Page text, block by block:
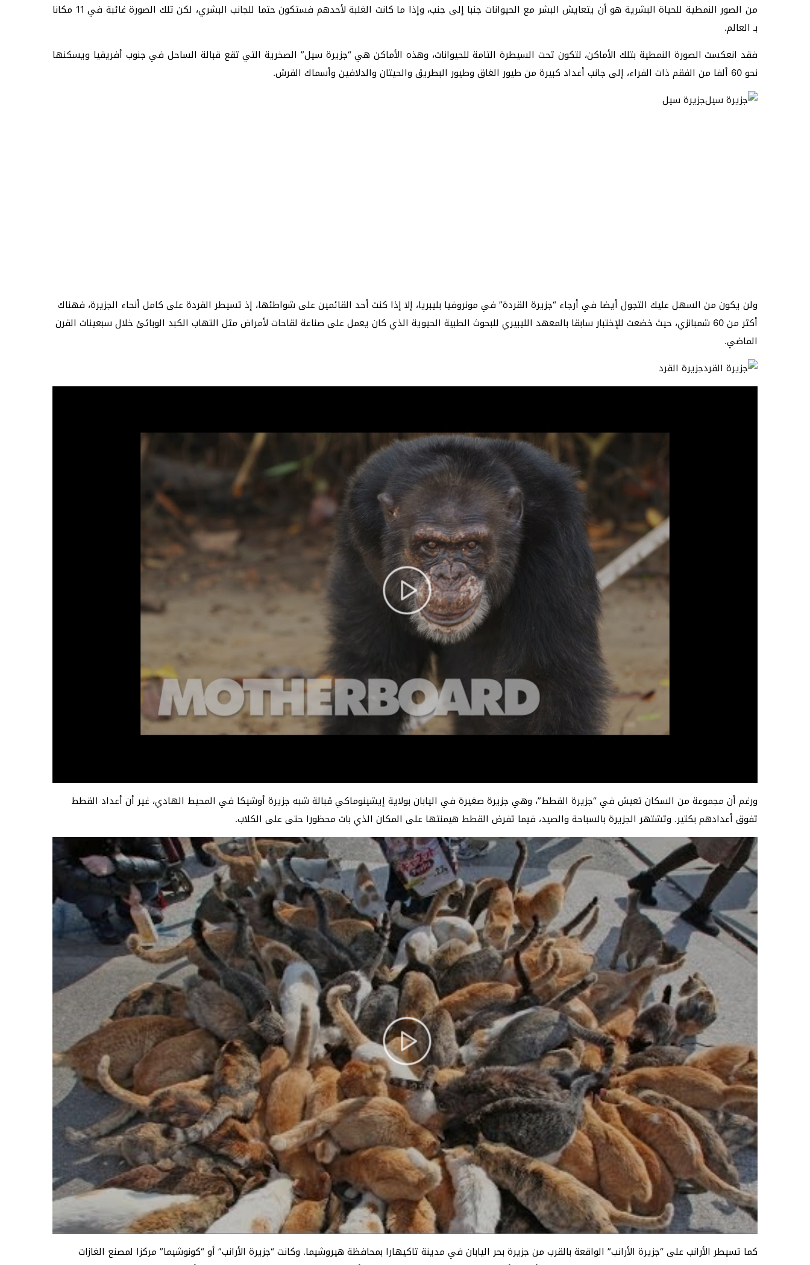
من الصور النمطية للحياة البشرية هو أن يتعايش البشر مع الحيوانات جنبا إلى جنب، وإذا ما كانت الغلبة لأحدهم فستكون حتما للجانب البشري، لكن تلك الصورة غائبة في 11 مكانا
بـ العالم.
فقد انعكست الصورة النمطية بتلك الأماكن، لتكون تحت السيطرة التامة للحيوانات، وهذه الأماكن هي “جزيرة سيل” الصخرية التي تقع قبالة الساحل في جنوب أفريقيا ويسكنها
نحو 60 ألفا من الفقم ذات الفراء، إلى جانب أعداد كبيرة من طيور الغاق وطيور البطريق والحيتان والدلافين وأسماك القرش.
جزيرة سيل
ولن يكون من السهل عليك التجول أيضا في أرجاء “جزيرة القردة” في مونروفيا بليبريا، إلا إذا كنت أحد القائمين على شواطئها، إذ تسيطر القردة على كامل أنحاء الجزيرة، فهناك
أكثر من 60 شمبانزي، حيث خضعت للإختبار سابقا بالمعهد الليبيري للبحوث الطبية الحيوية الذي كان يعمل على صناعة لقاحات لأمراض مثل التهاب الكبد الوبائئ خلال سبعينات القرن
الماضي.
جزيرة القرد
ورغم أن مجموعة من السكان تعيش في “جزيرة القطط”، وهي جزيرة صغيرة في اليابان بولاية إيشينوماكي قبالة شبه جزيرة أوشيكا في المحيط الهادي، غير أن أعداد القطط
تفوق أعدادهم بكثير. وتشتهر الجزيرة بالسباحة والصيد، فيما تفرض القطط هيمنتها على المكان الذي بات محظورا حتى على الكلاب.
كما تسيطر الأرانب على “جزيرة الأرانب” الواقعة بالقرب من جزيرة بحر اليابان في مدينة تاكيهارا بمحافظة هيروشيما. وكانت “جزيرة الأرانب” أو “كونوشيما” مركزا لمصنع الغازات